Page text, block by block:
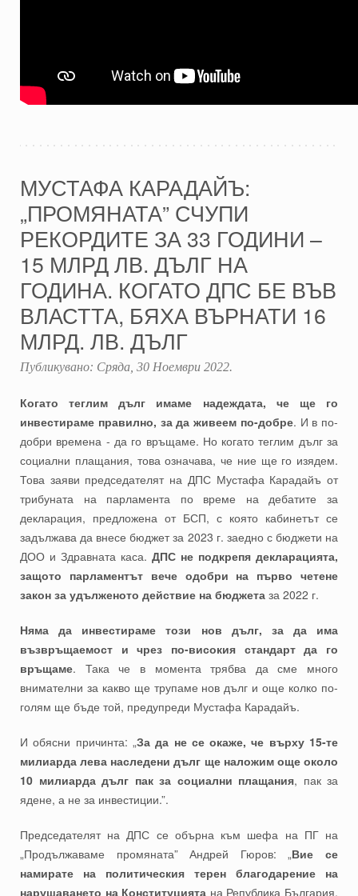
МУСТАФА КАРАДАЙЪ:
„ПРОМЯНАТА” СЧУПИ
РЕКОРДИТЕ ЗА 33 ГОДИНИ –
15 МЛРД ЛВ. ДЪЛГ НА
ГОДИНА. КОГАТО ДПС БЕ ВЪВ
ВЛАСТТА, БЯХА ВЪРНАТИ 16
МЛРД. ЛВ. ДЪЛГ
Публикувано: Сряда, 30 Ноември 2022.
Когато теглим дълг имаме надеждата, че ще го
инвестираме правилно, за да живеем по-добре. И в по-
добри времена - да го връщаме. Но когато теглим дълг за
социални плащания, това означава, че ние ще го изядем.
Това заяви председателят на ДПС Мустафа Карадайъ от
трибуната на парламента по време на дебатите за
декларация, предложена от БСП, с която кабинетът се
задължава да внесе бюджет за 2023 г. заедно с бюджети на
ДОО и Здравната каса. ДПС не подкрепя декларацията,
защото парламентът вече одобри на първо четене
закон за удълженото действие на бюджета за 2022 г.
Няма да инвестираме този нов дълг, за да има
възвръщаемост и чрез по-високия стандарт да го
връщаме. Така че в момента трябва да сме много
внимателни за какво ще трупаме нов дълг и още колко по-
голям ще бъде той, предупреди Мустафа Карадайъ.
И обясни причинта: „За да не се окаже, че върху 15-те
милиарда лева наследени дълг ще наложим още около
10 милиарда дълг пак за социални плащания, пак за
ядене, а не за инвестиции.”.
Председателят на ДПС се обърна към шефа на ПГ на
„Продължаваме промяната” Андрей Гюров: „Вие се
намирате на политическия терен благодарение на
нарушаването на Конституцията на Република България,